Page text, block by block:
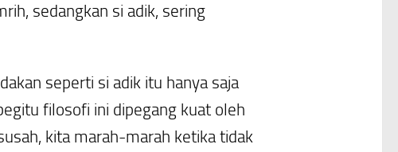
sedangkan si adik, sering
seperti si adik itu hanya saja
filosofi ini dipegang kuat oleh
kita marah-marah ketika tidak